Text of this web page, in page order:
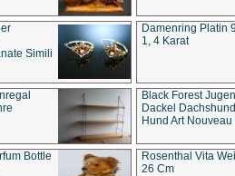
Simili
Damenring Platin
1, 4 Karat
Black Forest
Dackel
Hund Art Nouveau
Bottle
Rosenthal Vita
26 Cm